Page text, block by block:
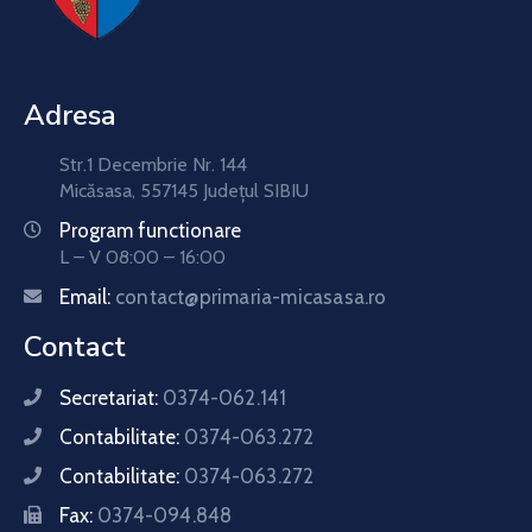
Adresa
Str.1 Decembrie Nr. 144
Micăsasa, 557145 Județul SIBIU
Program functionare
L – V 08:00 – 16:00
Email: contact@primaria-micasasa.ro
Contact
Secretariat: 0374-062.141
Contabilitate: 0374-063.272
Contabilitate: 0374-063.272
Fax: 0374-094.848